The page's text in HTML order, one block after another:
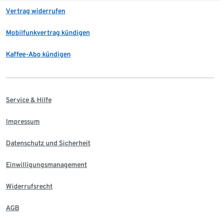
Vertrag widerrufen
Mobilfunkvertrag kündigen
Kaffee-Abo kündigen
Service & Hilfe
Impressum
Datenschutz und Sicherheit
Einwilligungsmanagement
Widerrufsrecht
AGB